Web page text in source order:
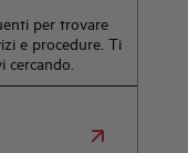
per trovare
e procedure. Ti
cercando.